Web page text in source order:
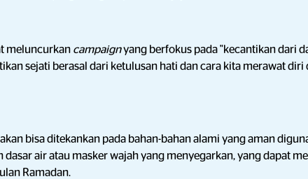
meluncurkan campaignyang berfokus pada "kecantikan dari
sejati berasal dari ketulusan hati dan cara kita merawat diri
bisa ditekankan pada bahan-bahan alami yang aman
dasar air atau masker wajah yang menyegarkan, yang dapat
Ramadan.